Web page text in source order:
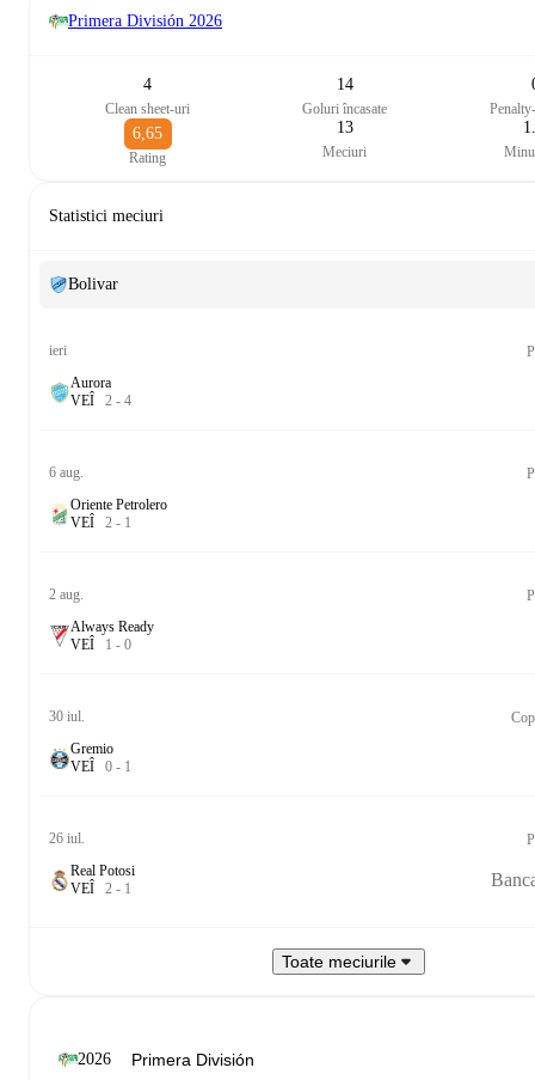
Primera División 2026
4
Clean sheet-uri
14
Goluri încasate
6,65
Rating
13
Meciuri
Statistici meciuri
Bolivar
ieri
Aurora
VEÎ 2 - 4
6 aug.
Oriente Petrolero
VEÎ 2 - 1
2 aug.
Always Ready
VEÎ 1 - 0
30 iul.
Gremio
VEÎ 0 - 1
26 iul.
Real Potosi
VEÎ 2 - 1
Toate meciurile
2026